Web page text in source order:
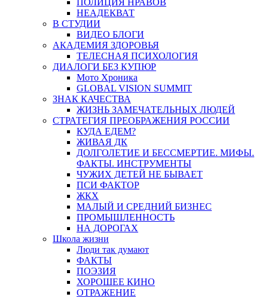
ПОЛИЦИЯ НРАВОВ
НЕАДЕКВАТ
В СТУДИИ
ВИДЕО БЛОГИ
АКАДЕМИЯ ЗДОРОВЬЯ
ТЕЛЕСНАЯ ПСИХОЛОГИЯ
ДИАЛОГИ БЕЗ КУПЮР
Мото Хроника
GLOBAL VISION SUMMIT
ЗНАК КАЧЕСТВА
ЖИЗНЬ ЗАМЕЧАТЕЛЬНЫХ ЛЮДЕЙ
СТРАТЕГИЯ ПРЕОБРАЖЕНИЯ РОССИИ
КУДА ЕДЕМ?
ЖИВАЯ ДК
ДОЛГОЛЕТИЕ И БЕССМЕРТИЕ. МИФЫ.
ФАКТЫ. ИНСТРУМЕНТЫ
ЧУЖИХ ДЕТЕЙ НЕ БЫВАЕТ
ПСИ ФАКТОР
ЖКХ
МАЛЫЙ И СРЕДНИЙ БИЗНЕС
ПРОМЫШЛЕННОСТЬ
НА ДОРОГАХ
Школа жизни
Люди так думают
ФАКТЫ
ПОЭЗИЯ
ХОРОШЕЕ КИНО
ОТРАЖЕНИЕ